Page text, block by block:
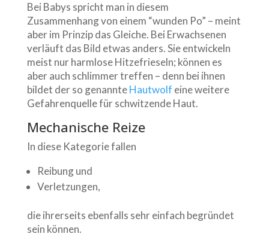
Bei Babys spricht man in diesem
Zusammenhang von einem “wunden Po” – meint
aber im Prinzip das Gleiche. Bei Erwachsenen
verläuft das Bild etwas anders. Sie entwickeln
meist nur harmlose Hitzefrieseln; können es
aber auch schlimmer treffen – denn bei ihnen
bildet der so genannteHautwolf eine weitere
Gefahrenquelle für schwitzende Haut.
Mechanische Reize
In diese Kategorie fallen
Reibung und
Verletzungen,
die ihrerseits ebenfalls sehr einfach begründet
sein können.